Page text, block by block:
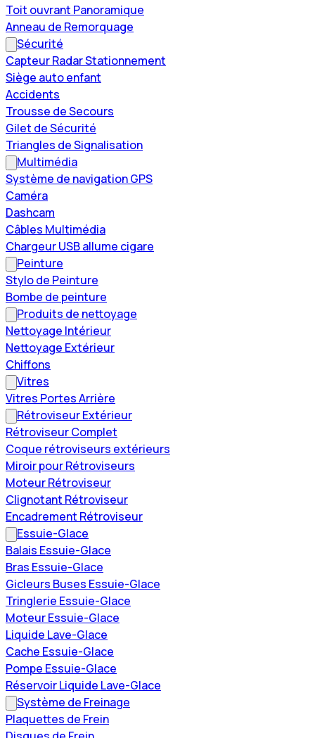
Toit ouvrant Panoramique
Anneau de Remorquage
Sécurité
Capteur Radar Stationnement
Siège auto enfant
Accidents
Trousse de Secours
Gilet de Sécurité
Triangles de Signalisation
Multimédia
Système de navigation GPS
Caméra
Dashcam
Câbles Multimédia
Chargeur USB allume cigare
Peinture
Stylo de Peinture
Bombe de peinture
Produits de nettoyage
Nettoyage Intérieur
Nettoyage Extérieur
Chiffons
Vitres
Vitres Portes Arrière
Rétroviseur Extérieur
Rétroviseur Complet
Coque rétroviseurs extérieurs
Miroir pour Rétroviseurs
Moteur Rétroviseur
Clignotant Rétroviseur
Encadrement Rétroviseur
Essuie-Glace
Balais Essuie-Glace
Bras Essuie-Glace
Gicleurs Buses Essuie-Glace
Tringlerie Essuie-Glace
Moteur Essuie-Glace
Liquide Lave-Glace
Cache Essuie-Glace
Pompe Essuie-Glace
Réservoir Liquide Lave-Glace
Système de Freinage
Plaquettes de Frein